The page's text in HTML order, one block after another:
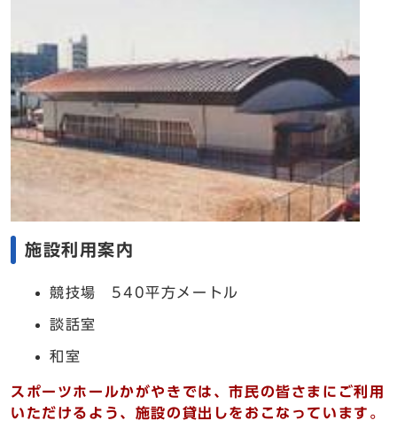
施設利用案内
競技場 540平方メートル
談話室
和室
スポーツホールかがやきでは、市民の皆さまにご利用
いただけるよう、施設の貸出しをおこなっています。